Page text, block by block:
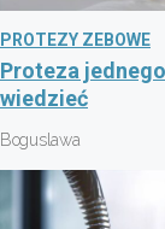
PROTEZY ZEBOWE
Proteza
wiedzieć
Boguslawa